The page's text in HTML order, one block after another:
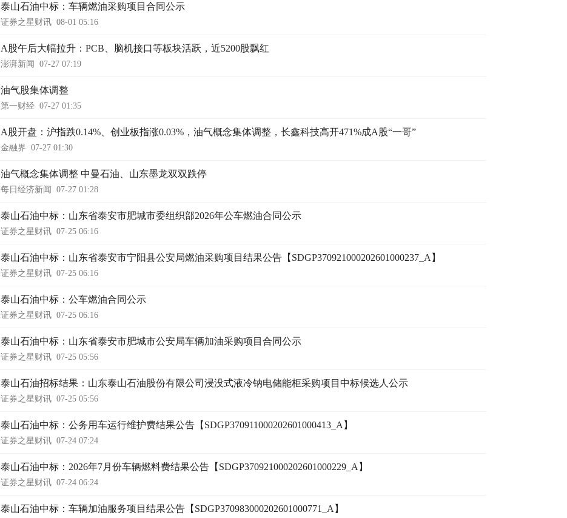
泰山石油中标：车辆燃油采购项目合同公示
证券之星财讯 08-01 05:16
A股午后大幅拉升：PCB、脑机接口等板块活跃，近5200股飘红
澎湃新闻 07-27 07:19
油气股集体调整
第一财经 07-27 01:35
A股开盘：沪指跌0.14%、创业板指涨0.03%，油气概念集体调整，长鑫科技高开471%成A股“一哥”
金融界 07-27 01:30
油气概念集体调整 中曼石油、山东墨龙双双跌停
每日经济新闻 07-27 01:28
泰山石油中标：山东省泰安市肥城市委组织部2026年公车燃油合同公示
证券之星财讯 07-25 06:16
泰山石油中标：山东省泰安市宁阳县公安局燃油采购项目结果公告【SDGP370921000202601000237_A】
证券之星财讯 07-25 06:16
泰山石油中标：公车燃油合同公示
证券之星财讯 07-25 06:16
泰山石油中标：山东省泰安市肥城市公安局车辆加油采购项目合同公示
证券之星财讯 07-25 05:56
泰山石油招标结果：山东泰山石油股份有限公司浸没式液冷钠电储能柜采购项目中标候选人公示
证券之星财讯 07-25 05:56
泰山石油中标：公务用车运行维护费结果公告【SDGP370911000202601000413_A】
证券之星财讯 07-24 07:24
泰山石油中标：2026年7月份车辆燃料费结果公告【SDGP370921000202601000229_A】
证券之星财讯 07-24 06:24
泰山石油中标：车辆加油服务项目结果公告【SDGP370983000202601000771_A】